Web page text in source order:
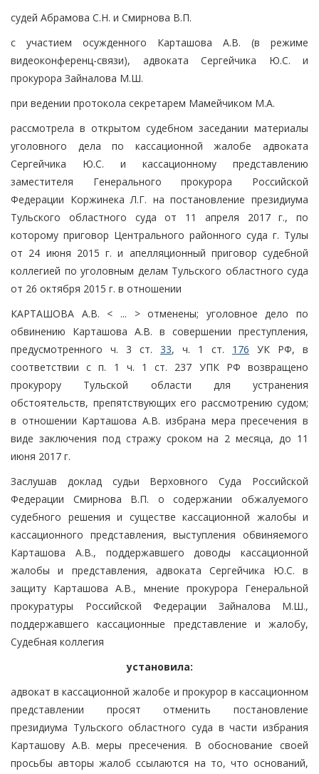
судей Абрамова С.Н. и Смирнова В.П.
с участием осужденного Карташова А.В. (в режиме
видеоконференц-связи), адвоката Сергейчика Ю.С. и
прокурора Зайналова М.Ш.
при ведении протокола секретарем Мамейчиком М.А.
рассмотрела в открытом судебном заседании материалы
уголовного дела по кассационной жалобе адвоката
Сергейчика Ю.С. и кассационному представлению
заместителя Генерального прокурора Российской
Федерации Коржинека Л.Г. на постановление президиума
Тульского областного суда от 11 апреля 2017 г., по
которому приговор Центрального районного суда г. Тулы
от 24 июня 2015 г. и апелляционный приговор судебной
коллегией по уголовным делам Тульского областного суда
от 26 октября 2015 г. в отношении
КАРТАШОВА А.В. < ... > отменены; уголовное дело по
обвинению Карташова А.В. в совершении преступления,
предусмотренного ч. 3 ст. 33, ч. 1 ст. 176 УК РФ, в
соответствии с п. 1 ч. 1 ст. 237 УПК РФ возвращено
прокурору Тульской области для устранения
обстоятельств, препятствующих его рассмотрению судом;
в отношении Карташова А.В. избрана мера пресечения в
виде заключения под стражу сроком на 2 месяца, до 11
июня 2017 г.
Заслушав доклад судьи Верховного Суда Российской
Федерации Смирнова В.П. о содержании обжалуемого
судебного решения и существе кассационной жалобы и
кассационного представления, выступления обвиняемого
Карташова А.В., поддержавшего доводы кассационной
жалобы и представления, адвоката Сергейчика Ю.С. в
защиту Карташова А.В., мнение прокурора Генеральной
прокуратуры Российской Федерации Зайналова М.Ш.,
поддержавшего кассационные представление и жалобу,
Судебная коллегия
установила:
адвокат в кассационной жалобе и прокурор в кассационном
представлении просят отменить постановление
президиума Тульского областного суда в части избрания
Карташову А.В. меры пресечения. В обоснование своей
просьбы авторы жалоб ссылаются на то, что оснований,